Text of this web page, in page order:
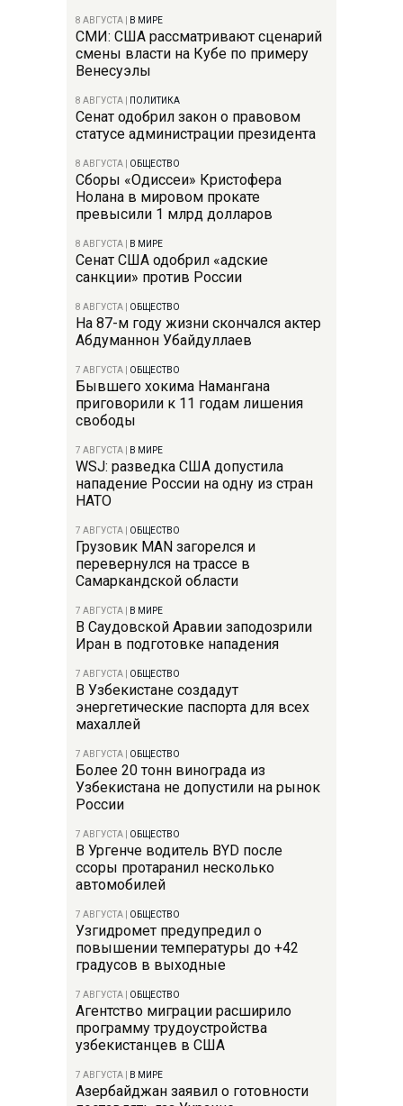
8 АВГУСТА В МИРЕ
СМИ: США рассматривают сценарий
смены власти на Кубе по примеру
Венесуэлы
8 АВГУСТА ПОЛИТИКА
Сенат одобрил закон о правовом
статусе администрации президента
8 АВГУСТА ОБЩЕСТВО
Сборы «Одиссеи» Кристофера
Нолана в мировом прокате
превысили 1 млрд долларов
8 АВГУСТА В МИРЕ
Сенат США одобрил «адские
санкции» против России
8 АВГУСТА ОБЩЕСТВО
На 87-м году жизни скончался актер
Абдуманнон Убайдуллаев
7 АВГУСТА ОБЩЕСТВО
Бывшего хокима Намангана
приговорили к 11 годам лишения
свободы
7 АВГУСТА В МИРЕ
WSJ: разведка США допустила
нападение России на одну из стран
НАТО
7 АВГУСТА ОБЩЕСТВО
Грузовик MAN загорелся и
перевернулся на трассе в
Самаркандской области
7 АВГУСТА В МИРЕ
В Саудовской Аравии заподозрили
Иран в подготовке нападения
7 АВГУСТА ОБЩЕСТВО
В Узбекистане создадут
энергетические паспорта для всех
махаллей
7 АВГУСТА ОБЩЕСТВО
Более 20 тонн винограда из
Узбекистана не допустили на рынок
России
7 АВГУСТА ОБЩЕСТВО
В Ургенче водитель BYD после
ссоры протаранил несколько
автомобилей
7 АВГУСТА ОБЩЕСТВО
Узгидромет предупредил о
повышении температуры до +42
градусов в выходные
7 АВГУСТА ОБЩЕСТВО
Агентство миграции расширило
программу трудоустройства
узбекистанцев в США
7 АВГУСТА В МИРЕ
Азербайджан заявил о готовности